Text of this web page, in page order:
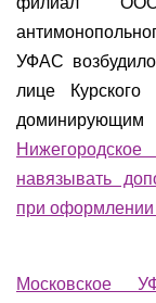
УФАС
лице
навязывать
при
Московское